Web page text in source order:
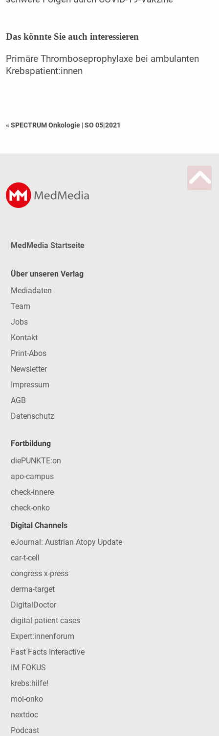
Das könnte Sie auch interessieren
Primäre Thromboseprophylaxe bei ambulanten
Krebspatient:innen
« SPECTRUM Onkologie |SO 05|2021
MedMedia Startseite
Über unseren Verlag
Mediadaten
Team
Jobs
Kontakt
Print-Abos
Newsletter
Impressum
AGB
Datenschutz
Fortbildung
diePUNKTE:on
apo-campus
check-innere
check-onko
Digital Channels
eJournal: Austrian Atopy Update
car-t-cell
congress x-press
derma-target
DigitalDoctor
digital patient cases
Expert:innenforum
Fast Facts Interactive
IM FOKUS
krebs:hilfe!
mol-onko
nextdoc
Podcast